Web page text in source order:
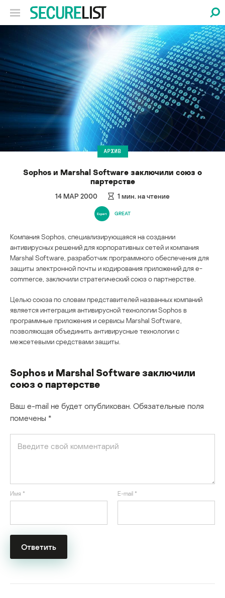
АРХИВ
Sophos и Marshal Software заключили союз о
партерстве
14 МАР 2000 1 мин. на чтение
GREAT
Компания Sophos, специализирующаяся на создании
антивирусных решений для корпоративных сетей и компания
Marshal Software, разработчик программного обеспечения для
защиты электронной почты и кодирования приложений для e-
commerce, заключили стратегический союз о партнерстве.
Целью союза по словам представителей названных компаний
является интеграция антивирусной технологии Sophos в
программные приложения и сервисы Marshal Software,
позволяющая объединить антивирусные технологии с
межсетевыми средствами защиты.
Sophos и Marshal Software заключили
союз о партерстве
Ваш e-mail не будет опубликован. Обязательные поля
помечены *
Имя * E-mail *